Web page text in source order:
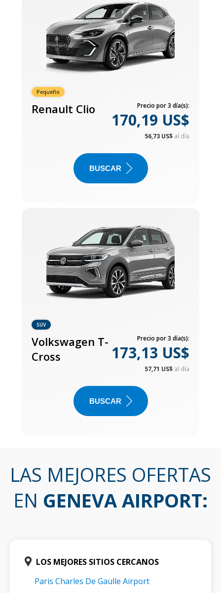
Pequeño
Renault Clio Precio por 3 día(s):
170,19 US$
56,73 US$ al día
BUSCAR
SUV
Volkswagen T-
Cross
Precio por 3 día(s):
173,13 US$
57,71 US$ al día
BUSCAR
LAS MEJORES OFERTAS
EN GENEVA AIRPORT:
LOS MEJORES SITIOS CERCANOS
Paris Charles De Gaulle Airport